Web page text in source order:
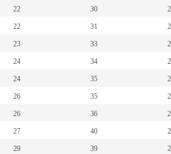
22 30
22 31
23 33
24 34
24 35
26 35
26 36
27 40
29 39